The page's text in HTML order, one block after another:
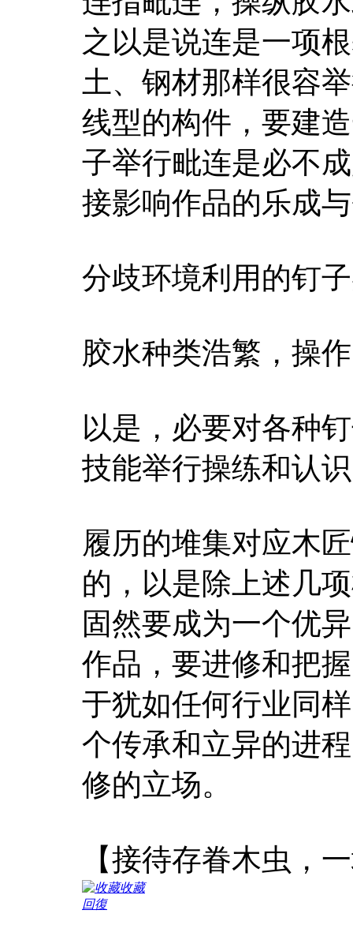
之以是说连是一项
土、钢材那样很容
线型的构件，要建
子举行毗连是必不
接影响作品的乐成
分歧环境利用的钉
胶水种类浩繁，操
以是，必要对各种
技能举行操练和认
履历的堆集对应木
的，以是除上述几
固然要成为一个优
作品，要进修和把
于犹如任何行业同
个传承和立异的进
修的立场。
【接待存眷木虫，
收藏
回復